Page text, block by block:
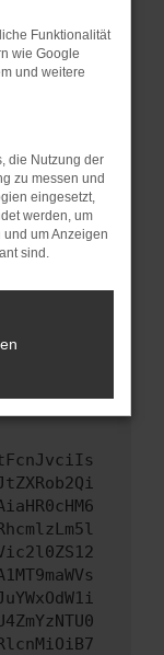
Stand
dazu
nicht mehr
versucht
Du kannst
der
Funktionalität
wie Google
und weitere
die Nutzung der
zu messen und
eingesetzt,
werden, um
um Anzeigen
sind.